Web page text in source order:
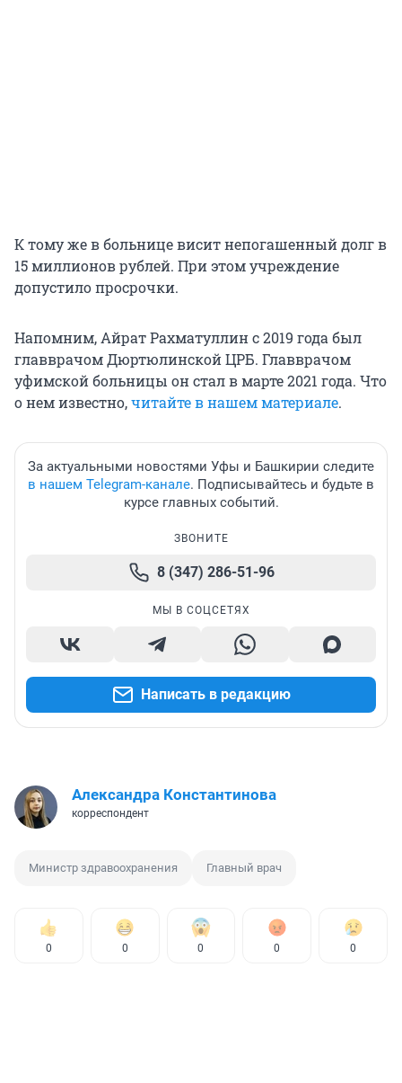
К тому же в больнице висит непогашенный долг в
15 миллионов рублей. При этом учреждение
допустило просрочки.
Напомним, Айрат Рахматуллин с 2019 года был
главврачом Дюртюлинской ЦРБ. Главврачом
уфимской больницы он стал в марте 2021 года. Что
о нем известно,читайте в нашем материале.
За актуальными новостями Уфы и Башкирии следите
в нашем Telegram-канале. Подписывайтесь и будьте в
курсе главных событий.
ЗВОНИТЕ
8 (347) 286-51-96
МЫ В СОЦСЕТЯХ
Написать в редакцию
Александра Константинова
корреспондент
Министр здравоохранения Главный врач
0 0 0 0 0